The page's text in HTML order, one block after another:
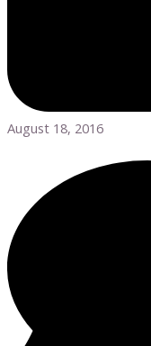
August 18, 2016